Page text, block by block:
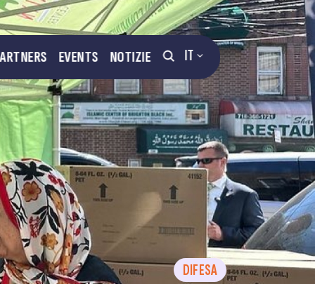
IT
EVENTS NOTIZIE
DIFESA